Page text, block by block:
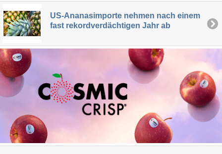
US-Ananasimporte nehmen nach einem
fast rekordverdächtigen Jahr ab